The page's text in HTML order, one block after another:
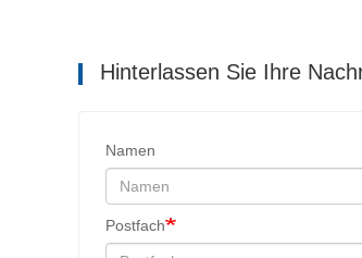
Hinterlassen Sie Ihre
Namen
Postfach